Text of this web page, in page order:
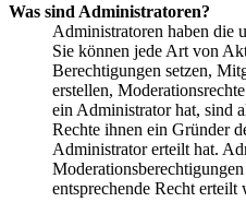
Was sind Administratoren?
Administratoren haben die
Sie können jede Art von
Berechtigungen setzen,
erstellen,
ein Administrator hat, sind
Rechte ihnen ein Gründer
Administrator erteilt hat.
entsprechende Recht erteilt